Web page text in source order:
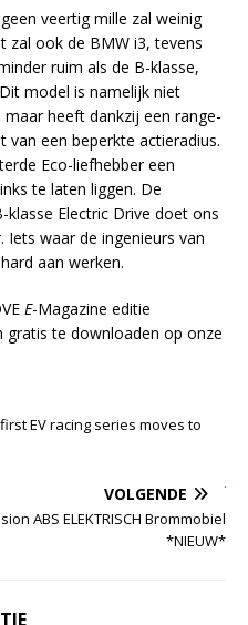
veertig mille zal weinig
zal ook de BMW i3, tevens
ruim als de B-klasse,
model is namelijk niet
heeft dankzij een range-
van een beperkte actieradius.
Eco-liefhebber een
te laten liggen. De
Electric Drive doet ons
Iets waar de ingenieurs van
aan werken.
E-Magazine editie
gratis te downloaden op onze
EV racing series moves to
VOLGENDE
ABS ELEKTRISCH Brommobiel
*NIEUW*